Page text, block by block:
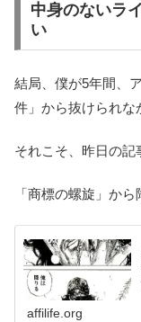
中身のないラ
い
結局、僕が5年間、
件」から抜けられな
それこそ、昨日の記
「商標の螺旋」か
affilife.org